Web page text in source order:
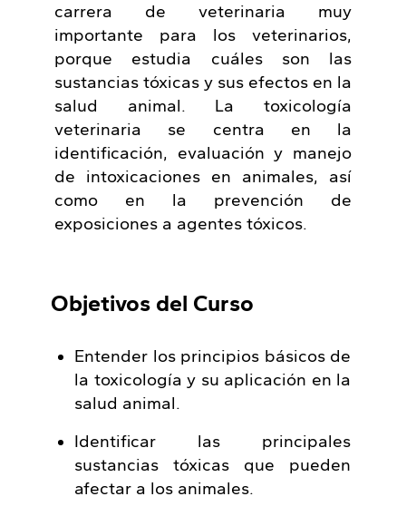
carrera de veterinaria muy
importante para los veterinarios,
porque estudia cuáles son las
sustancias tóxicas y sus efectos en la
salud animal. La toxicología
veterinaria se centra en la
identificación, evaluación y manejo
de intoxicaciones en animales, así
como en la prevención de
exposiciones a agentes tóxicos.
Objetivos del Curso
Entender los principios básicos de
la toxicología y su aplicación en la
salud animal.
Identificar las principales
sustancias tóxicas que pueden
afectar a los animales.